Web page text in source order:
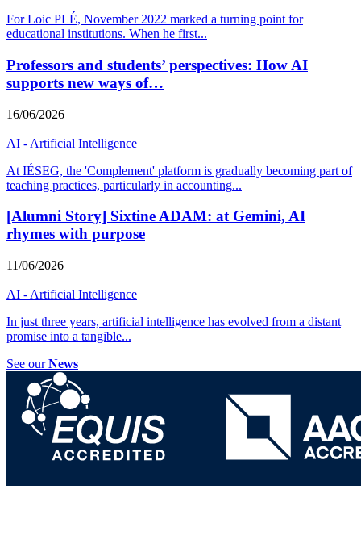
For Loic PLÉ, November 2022 marked a turning point for
educational institutions. When he first...
Professors and students’ perspectives: How AI
supports new ways of…
16/06/2026
AI - Artificial Intelligence
At IÉSEG, the 'Complement' platform is gradually becoming part of
teaching practices, particularly in accounting...
[Alumni Story] Sixtine ADAM: at Gemini, AI
rhymes with purpose
11/06/2026
AI - Artificial Intelligence
In just three years, artificial intelligence has evolved from a distant
promise into a tangible...
See ourNews